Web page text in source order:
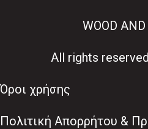
WOOD AND
All rights
Όροι χρήσης
Πολιτική Απορρήτου &